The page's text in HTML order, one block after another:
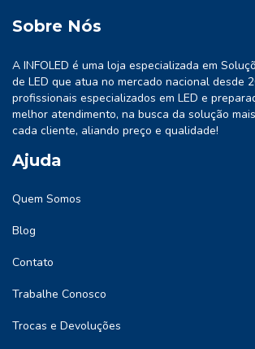
Sobre Nós
A INFOLED é uma loja especializada em
de LED que atua no mercado nacional desde
profissionais especializados em LED e
melhor atendimento, na busca da solução
cada cliente, aliando preço e qualidade!
Ajuda
Quem Somos
Blog
Contato
Trabalhe Conosco
Trocas e Devoluções